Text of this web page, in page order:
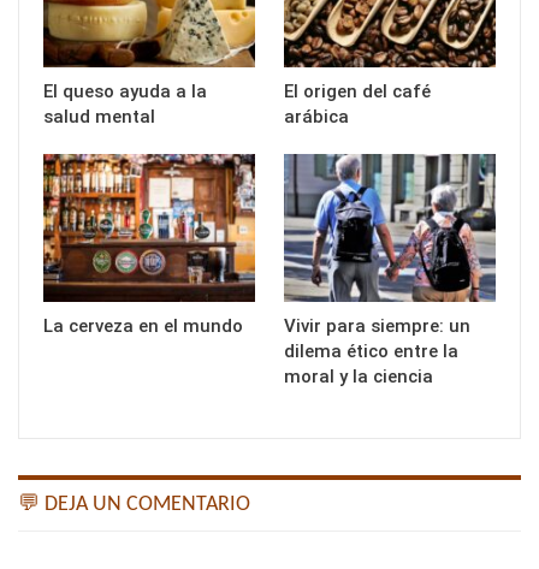
El queso ayuda a la
salud mental
El origen del café
arábica
La cerveza en el mundo
Vivir para siempre: un
dilema ético entre la
moral y la ciencia
💬 DEJA UN COMENTARIO